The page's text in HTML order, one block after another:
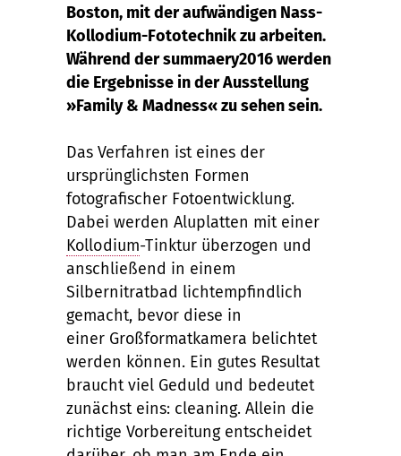
Boston, mit der aufwändigen Nass-
Kollodium-Fototechnik zu arbeiten.
Während der summaery2016 werden
die Ergebnisse in der Ausstellung
»Family & Madness« zu sehen sein.
Das Verfahren ist eines der
ursprünglichsten Formen
fotografischer Fotoentwicklung.
Dabei werden Aluplatten mit einer
Kollodium-Tinktur überzogen und
anschließend in einem
Silbernitratbad lichtempfindlich
gemacht, bevor diese in
einer Großformatkamera belichtet
werden können. Ein gutes Resultat
braucht viel Geduld und bedeutet
zunächst eins: cleaning. Allein die
richtige Vorbereitung entscheidet